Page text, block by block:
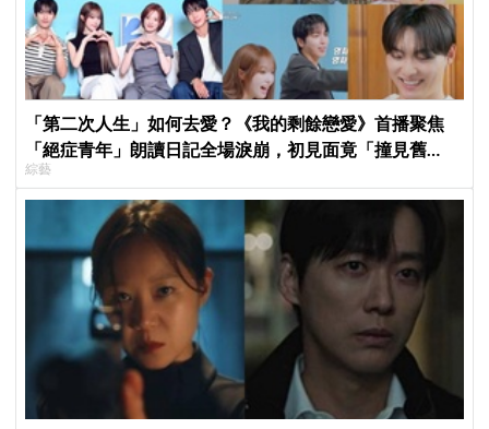
「第二次人生」如何去愛？《我的剩餘戀愛》首播聚焦
「絕症青年」朗讀日記全場淚崩，初見面竟「撞見舊
識」！
綜藝